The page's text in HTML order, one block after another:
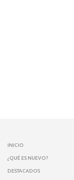
INICIO
¿QUÉ ES NUEVO?
DESTACADOS